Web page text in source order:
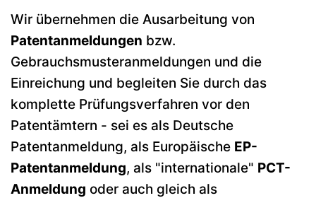
Wir übernehmen die Ausarbeitung von
Patentanmeldungen bzw.
Gebrauchsmusteranmeldungen und die
Einreichung und begleiten Sie durch das
komplette Prüfungsverfahren vor den
Patentämtern - sei es als Deutsche
Patentanmeldung, als Europäische EP-
Patentanmeldung, als "internationale" PCT-
Anmeldung oder auch gleich als